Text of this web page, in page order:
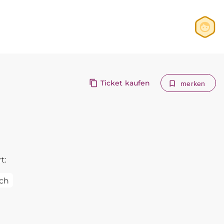
Ticket kaufen merken